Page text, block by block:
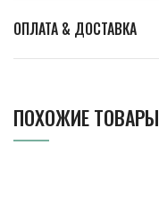
ОПЛАТА & ДОСТАВКА
ПОХОЖИЕ ТОВАРЫ